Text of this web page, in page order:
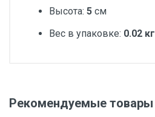
Высота: 5 см
Вес в упаковке: 0.02 кг
Вес
Рекомендуемые товары